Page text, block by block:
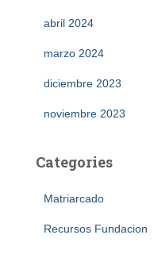
abril 2024
marzo 2024
diciembre 2023
noviembre 2023
Categories
Matriarcado
Recursos Fundacion